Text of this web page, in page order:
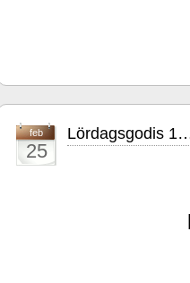
feb
25
Lördagsgodis